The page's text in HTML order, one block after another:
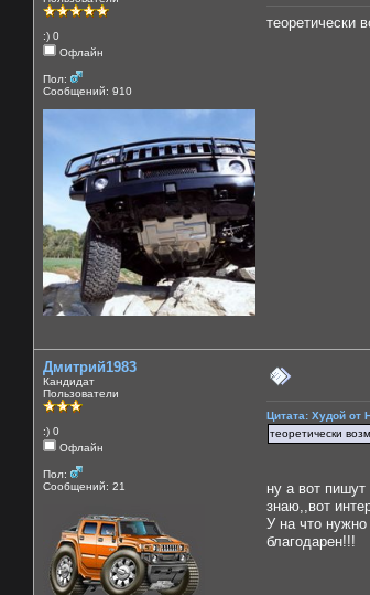
:) 0
Офлайн
Пол:
Сообщений: 910
теоретически
Дмитрий1983
Кандидат
Пользователи
:) 0
Офлайн
Пол:
Сообщений: 21
Цитата: Худой от
теоретически
ну а вот пишут
знаю,,вот
У на что
благодарен!!!